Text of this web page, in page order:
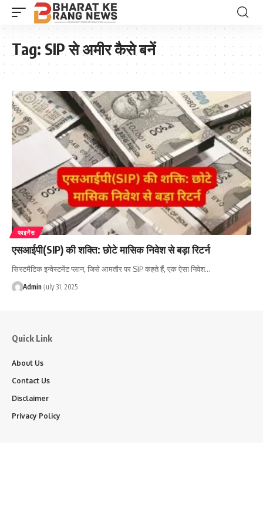
Tag: SIP से अमीर कैसे बनें
फाइनेंस
एसआईपी(SIP) की शक्ति: छोटे मासिक निवेश से बड़ा रिटर्न
सिस्टमैटिक इन्वेस्टमेंट प्लान, जिसे आमतौर पर SIP कहते हैं, एक ऐसा निवेश…
Admin July 31, 2025
Quick Link
About Us
Contact Us
Disclaimer
Privacy Policy